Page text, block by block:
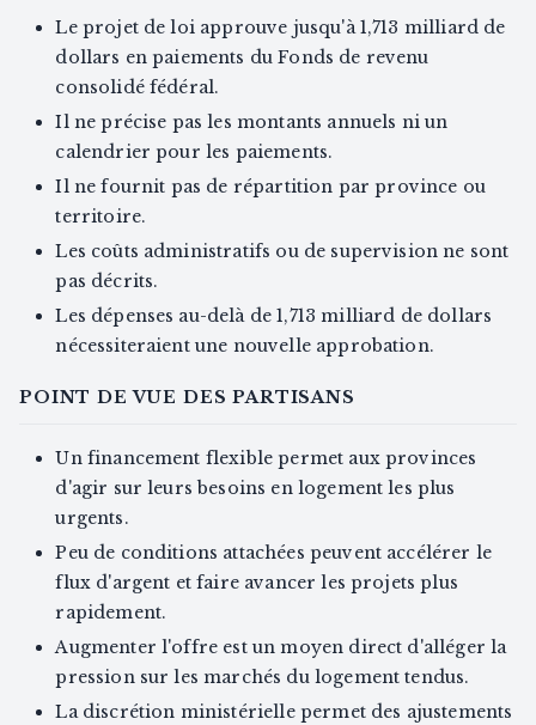
Le projet de loi approuve jusqu'à 1,713 milliard de
dollars en paiements du Fonds de revenu
consolidé fédéral.
Il ne précise pas les montants annuels ni un
calendrier pour les paiements.
Il ne fournit pas de répartition par province ou
territoire.
Les coûts administratifs ou de supervision ne sont
pas décrits.
Les dépenses au-delà de 1,713 milliard de dollars
nécessiteraient une nouvelle approbation.
POINT DE VUE DES PARTISANS
Un financement flexible permet aux provinces
d'agir sur leurs besoins en logement les plus
urgents.
Peu de conditions attachées peuvent accélérer le
flux d'argent et faire avancer les projets plus
rapidement.
Augmenter l'offre est un moyen direct d'alléger la
pression sur les marchés du logement tendus.
La discrétion ministérielle permet des ajustements